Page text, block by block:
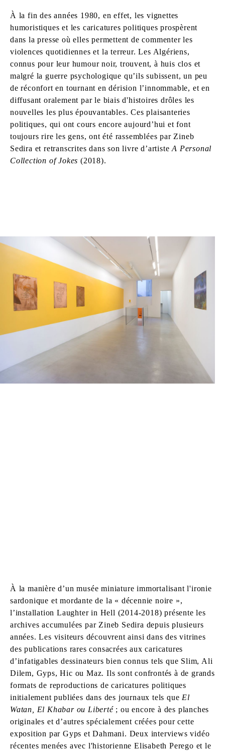
À la fin des années 1980, en effet, les vignettes
humoristiques et les caricatures politiques prospèrent
dans la presse où elles permettent de commenter les
violences quotidiennes et la terreur. Les Algériens,
connus pour leur humour noir, trouvent, à huis clos et
malgré la guerre psychologique qu’ils subissent, un peu
de réconfort en tournant en dérision l’innommable, et en
diffusant oralement par le biais d'histoires drôles les
nouvelles les plus épouvantables. Ces plaisanteries
politiques, qui ont cours encore aujourd’hui et font
toujours rire les gens, ont été rassemblées par Zineb
Sedira et retranscrites dans son livre d’artisteA Personal
Collection of Jokes (2018).
À la manière d’un musée miniature immortalisant l'ironie
sardonique et mordante de la « décennie noire »,
l’installation Laughter in Hell (2014-2018) présente les
archives accumulées par Zineb Sedira depuis plusieurs
années. Les visiteurs découvrent ainsi dans des vitrines
des publications rares consacrées aux caricatures
d’infatigables dessinateurs bien connus tels que Slim, Ali
Dilem, Gyps, Hic ou Maz. Ils sont confrontés à de grands
formats de reproductions de caricatures politiques
initialement publiées dans des journaux tels que El
Watan, El Khabar ou Liberté ; ou encore à des planches
originales et d’autres spécialement créées pour cette
exposition par Gyps et Dahmani. Deux interviews vidéo
récentes menées avec l'historienne Elisabeth Perego et le